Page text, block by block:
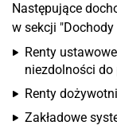
Następujące
w sekcji "Dochody
Renty
niezdolności do
Renty
Zakładowe